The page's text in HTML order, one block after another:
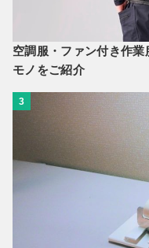
空調服・ファン付き作
モノをご紹介
3